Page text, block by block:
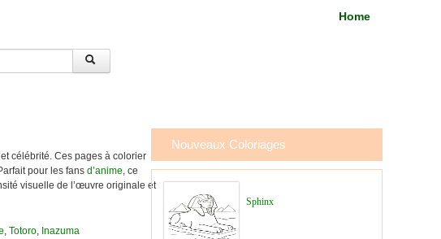
Home
célébrité. Ces pages à colorier
pour les fans d’anime, ce
visuelle de l’œuvre originale et
, Totoro, Inazuma
Nouveaux Coloriages
Sphinx